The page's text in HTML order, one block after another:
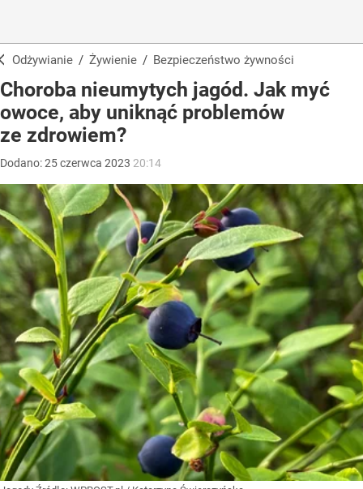
Odżywianie / Żywienie / Bezpieczeństwo żywności
Choroba nieumytych jagód. Jak myć
owoce, aby uniknąć problemów
ze zdrowiem?
Dodano:25czerwca 2023 20:14